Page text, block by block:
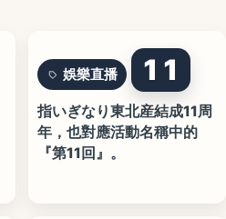
娛樂直播 11
指いぎなり東北産結成11周
年，也對應活動名稱中的
『第11回』。